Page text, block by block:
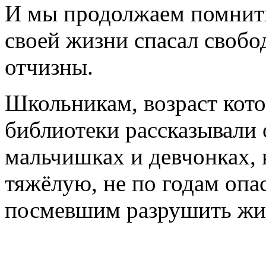
И мы продолжаем
своей жизни спасал
отчизны.
Школьникам, возраст
библиотеки
мальчишках и
тяжёлую, не по годам
посмевшим разрушить